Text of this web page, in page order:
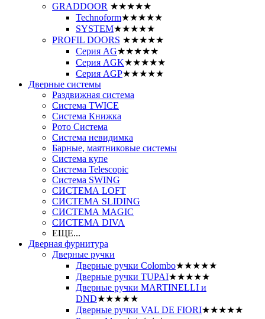
GRADDOOR ★★★★★
Technoform★★★★★
SYSTEM★★★★★
PROFIL DOORS ★★★★★
Серия AG★★★★★
Серия AGK★★★★★
Серия AGP★★★★★
Дверные системы
Раздвижная система
Система TWICE
Система Книжка
Рото Система
Система невидимка
Барные, маятниковые системы
Система купе
Система Telescopic
Система SWING
СИСТЕМА LOFT
СИСТЕМА SLIDING
СИСТЕМА MAGIC
СИСТЕМА DIVA
ЕЩЕ...
Дверная фурнитура
Дверные ручки
Дверные ручки Colombo★★★★★
Дверные ручки TUPAI★★★★★
Дверные ручки MARTINELLI и
DND★★★★★
Дверные ручки VAL DE FIORI★★★★★